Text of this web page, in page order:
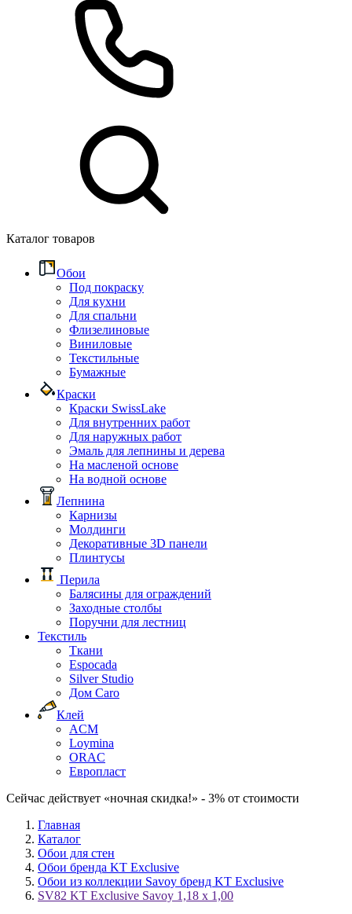
Каталог товаров
Обои
Под покраску
Для кухни
Для спальни
Флизелиновые
Виниловые
Текстильные
Бумажные
Краски
Краски SwissLake
Для внутренних работ
Для наружных работ
Эмаль для лепнины и дерева
На масленой основе
На водной основе
Лепнина
Карнизы
Молдинги
Декоративные 3D панели
Плинтусы
Перила
Балясины для ограждений
Заходные столбы
Поручни для лестниц
Текстиль
Ткани
Espocada
Silver Studio
Дом Caro
Клей
ACM
Loymina
ORAC
Европласт
Сейчас действует «ночная скидка!» - 3% от стоимости
Главная
Каталог
Обои для стен
Обои бренда KT Exclusive
Обои из коллекции Savoy бренд KT Exclusive
SV82 KT Exclusive Savoy 1,18 x 1,00